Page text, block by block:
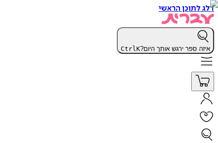
דלג לתוכן הראשי
איזה ספר ירגש אותך היום? CtrlK